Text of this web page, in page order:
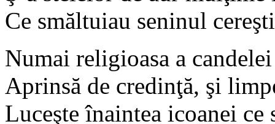
Ce smăltuiau seninul
Numai religioasa a
Aprinsă de credinţă, şi
Luceşte înaintea icoanei ce